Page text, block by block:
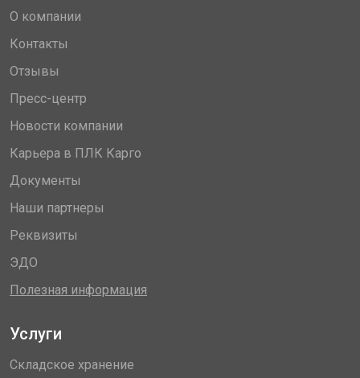
О компании
Контакты
Отзывы
Пресс-центр
Новости компании
Карьера в ПЛК Карго
Документы
Наши партнеры
Реквизиты
ЭДО
Полезная информация
Услуги
Складское хранение